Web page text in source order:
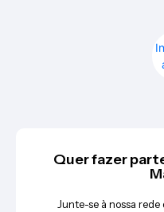
Quer fazer
Junte-se à nossa